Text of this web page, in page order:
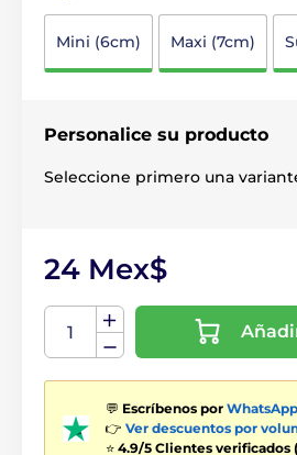
Mini (6cm) Maxi (7cm)
Personalice su producto
Seleccione primero una
24 Mex$
💬 Escríbenos por WhatsApp
👉 Ver descuentos por
⭐ 4.9/5 Clientes verificados